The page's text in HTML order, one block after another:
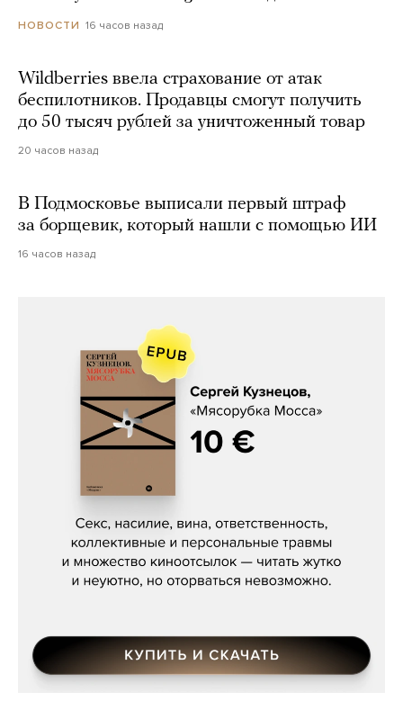
НОВОСТИ 16 часов назад
Wildberries ввела страхование от атак
беспилотников. Продавцы смогут получить
до 50 тысяч рублей за уничтоженный товар
20 часов назад
В Подмосковье выписали первый штраф
за борщевик, который нашли с помощью ИИ
16 часов назад
Сергей Кузнецов, «Мясорубка